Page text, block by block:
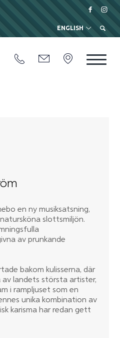
ENGLISH
en ny musiksatsning,
slottsmiljön.
av prunkande
bakom kulisserna, där
av landets största artister,
i rampljuset som en
unika kombination av
karisma har redan gett